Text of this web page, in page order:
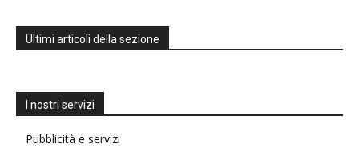
Ultimi articoli della sezione
I nostri servizi
Pubblicità e servizi